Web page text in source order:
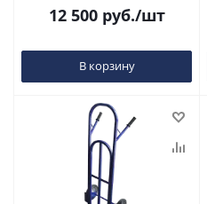
12 500руб./шт
В корзину